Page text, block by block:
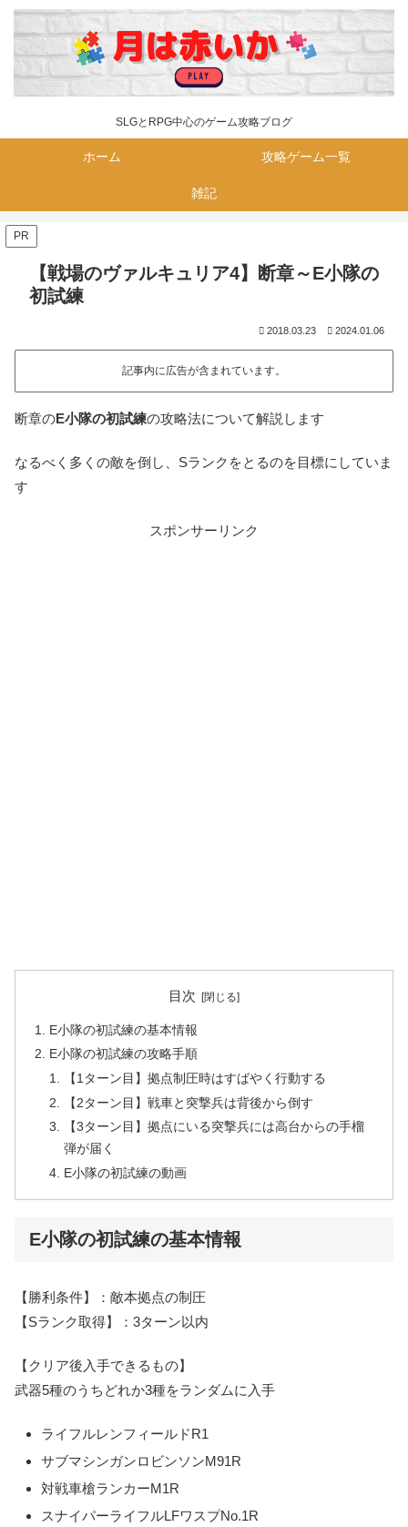
SLGとRPG中心のゲーム攻略ブログ
ホーム 攻略ゲーム一覧
雑記
PR
【戦場のヴァルキュリア4】断章～E小隊の
初試練
2018.03.23 2024.01.06
記事内に広告が含まれています。
断章のE小隊の初試練の攻略法について解説します
なるべく多くの敵を倒し、Sランクをとるのを目標にしていま
す
スポンサーリンク
目次
E小隊の初試練の基本情報
E小隊の初試練の攻略手順
【1ターン目】拠点制圧時はすばやく行動する
【2ターン目】戦車と突撃兵は背後から倒す
【3ターン目】拠点にいる突撃兵には高台からの手榴
弾が届く
E小隊の初試練の動画
E小隊の初試練の基本情報
【勝利条件】：敵本拠点の制圧
【Sランク取得】：3ターン以内
【クリア後入手できるもの】
武器5種のうちどれか3種をランダムに入手
ライフルレンフィールドR1
サブマシンガンロビンソンM91R
対戦車槍ランカーM1R
スナイパーライフルLFワスプNo.1R